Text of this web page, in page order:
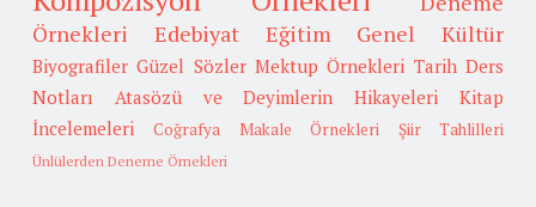
Örnekleri
Edebiyat Eğitim Genel Kültür
Biyografiler Güzel Sözler Mektup Örnekleri Tarih Ders
Notları
Atasözü ve Deyimlerin Hikayeleri
Kitap
İncelemeleri
Coğrafya Makale Örnekleri Şiir Tahlilleri
Ünlülerden Deneme Örnekleri